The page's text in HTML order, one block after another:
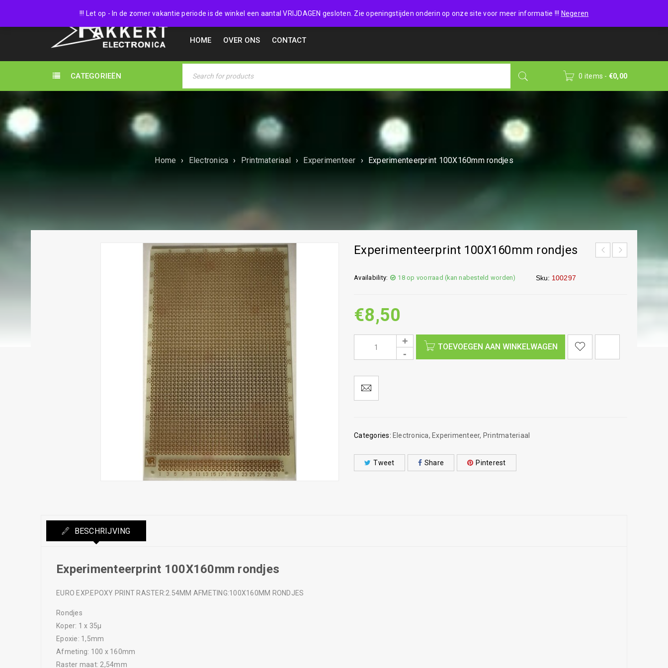
!!! Let op - In de zomer vakantie periode is de winkel een aantal VRIJDAGEN gesloten. Zie openingstijden onderin op onze site voor meer informatie !!! Negeren
038 4532357 Wishlist (0)
HOME OVER ONS CONTACT
CATEGORIEËN 0 items - €0,00
Home › Electronica › Printmateriaal › Experimenteer › Experimenteerprint 100X160mm rondjes
Experimenteerprint 100X160mm rondjes
Availability: 18 op voorraad (kan nabesteld worden) Sku: 100297
€8,50
TOEVOEGEN AAN WINKELWAGEN
Categories: Electronica, Experimenteer, Printmateriaal
Tweet Share Pinterest
BESCHRIJVING
Experimenteerprint 100X160mm rondjes
EURO EXP.EPOXY PRINT RASTER:2.54MM AFMETING:100X160MM RONDJES
Rondjes
Koper: 1 x 35µ
Epoxie: 1,5mm
Afmeting: 100 x 160mm
Raster maat: 2,54mm